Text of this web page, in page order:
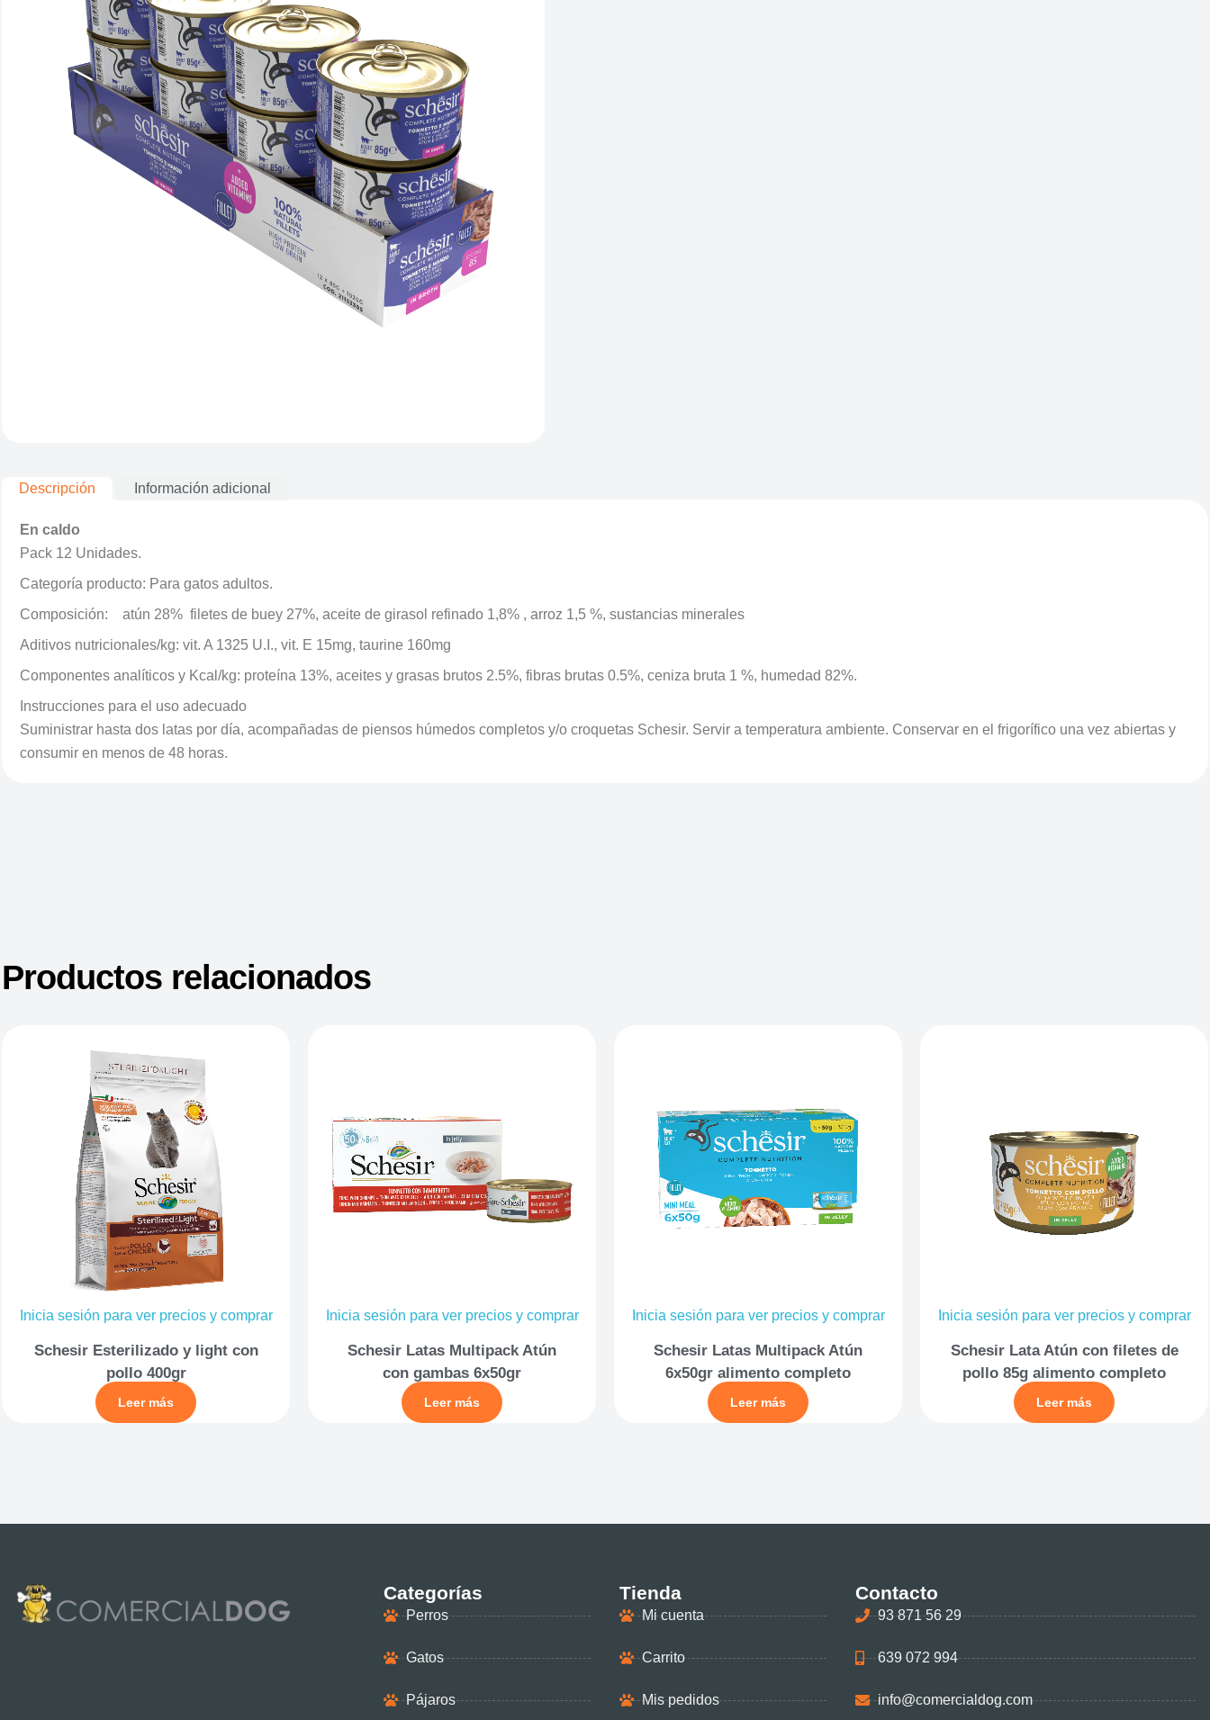
Descripción Información adicional
En caldo
Pack 12 Unidades.
Categoría producto: Para gatos adultos.
Composición: atún 28% filetes de buey 27%, aceite de girasol refinado 1,8% , arroz 1,5 %, sustancias minerales
Aditivos nutricionales/kg: vit. A 1325 U.I., vit. E 15mg, taurine 160mg
Componentes analíticos y Kcal/kg: proteína 13%, aceites y grasas brutos 2.5%, fibras brutas 0.5%, ceniza bruta 1 %, humedad 82%.
Instrucciones para el uso adecuado
Suministrar hasta dos latas por día, acompañadas de piensos húmedos completos y/o croquetas Schesir. Servir a temperatura ambiente. Conservar en el frigorífico una vez abiertas y
consumir en menos de 48 horas.
Productos relacionados
Inicia sesión para ver precios y comprar
Schesir Esterilizado y light con
pollo 400gr
Leer más
Inicia sesión para ver precios y comprar
Schesir Latas Multipack Atún
con gambas 6x50gr
Leer más
Inicia sesión para ver precios y comprar
Schesir Latas Multipack Atún
6x50gr alimento completo
Leer más
Inicia sesión para ver precios y comprar
Schesir Lata Atún con filetes de
pollo 85g alimento completo
Leer más
Categorías
Perros
Gatos
Pájaros
Tienda
Mi cuenta
Carrito
Mis pedidos
Contacto
93 871 56 29
639 072 994
info@comercialdog.com